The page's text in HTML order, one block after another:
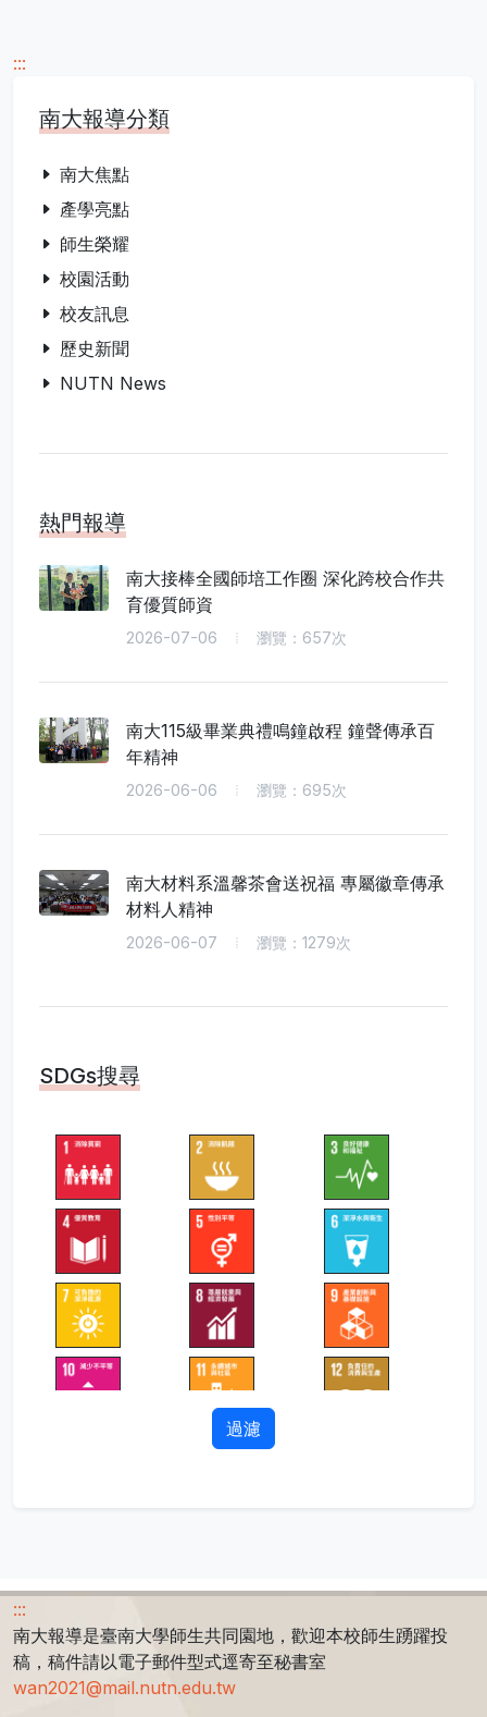
:::
南大報導分類
南大焦點
產學亮點
師生榮耀
校園活動
校友訊息
歷史新聞
NUTN News
熱門報導
南大接棒全國師培工作圈 深化跨校合作共
育優質師資
2026-07-06 瀏覽：657次
南大115級畢業典禮鳴鐘啟程 鐘聲傳承百
年精神
2026-06-06 瀏覽：695次
南大材料系溫馨茶會送祝福 專屬徽章傳承
材料人精神
2026-06-07 瀏覽：1279次
SDGs搜尋
過濾
:::
南大報導是臺南大學師生共同園地，歡迎本校師生踴躍投
稿，稿件請以電子郵件型式逕寄至秘書室
wan2021@mail.nutn.edu.tw